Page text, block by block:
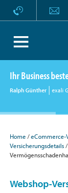
Ihr Business
Ralph Günther exali
Home eCommerce-
Versicherungsdetails
Webshop-